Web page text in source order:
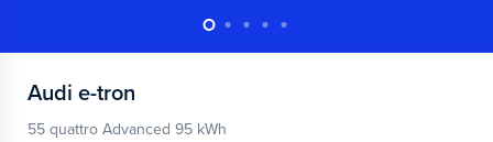
Audi e-tron
55 quattro Advanced 95 kWh